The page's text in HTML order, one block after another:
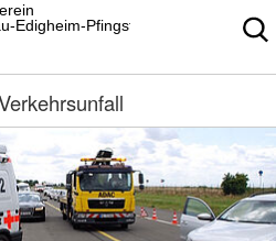
Edigheim-Pfingstweide e.V.